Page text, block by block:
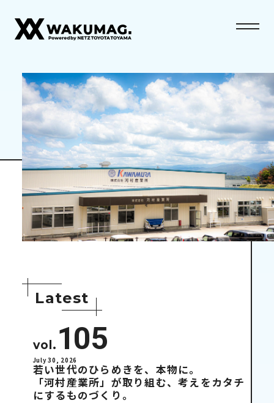
Latest
vol. 105
July 30, 2026
若い世代のひらめきを、本物に。
「河村産業所」が取り組む、考えをカタチ
にするものづくり。